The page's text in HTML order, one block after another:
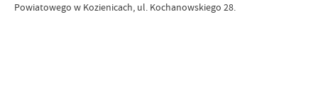
Powiatowego w Kozienicach, ul. Kochanowskiego 28.